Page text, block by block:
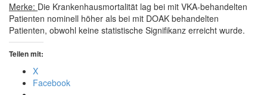
Merke: Die Krankenhausmortalität lag bei mit VKA-behandelten
Patienten nominell höher als bei mit DOAK behandelten
Patienten, obwohl keine statistische Signifikanz erreicht wurde.
Teilen mit:
X
Facebook